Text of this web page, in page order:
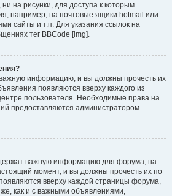
на рисунки, для доступа к которым
например, на почтовые ящики hotmail или
сайты и т.п. Для указания ссылок на
тег BBCode [img].
информацию, и вы должны прочесть их
появляются вверху каждого из
пользователя. Необходимые права на
предоставляются администратором
важную информацию для форума, на
момент, и вы должны прочесть их по
вверху каждой страницы форума,
как и с важными объявлениями,